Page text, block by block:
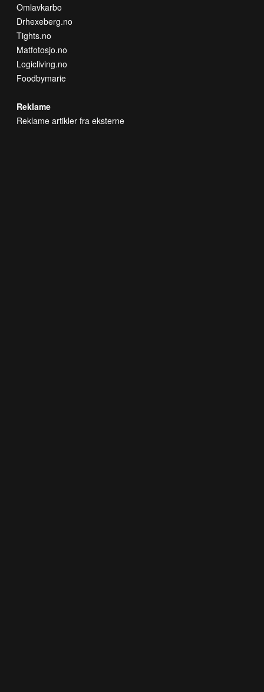
Omlavkarbo
Drhexeberg.no
Tights.no
Matfotosjo.no
Logicliving.no
Foodbymarie
Reklame
Reklame artikler fra eksterne